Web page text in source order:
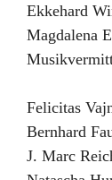
Ekkehard
Magdalena
Felicitas
Bernhard
J. Marc